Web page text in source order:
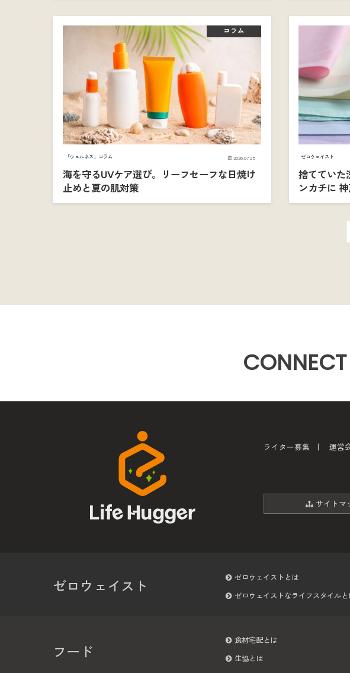
コラム
「ウェルネス」コラム 2026.07.25
海を守るUVケア選び。リーフセーフな日焼け
止めと夏の肌対策
ゼロウェイスト
捨てていた
ンカチに
ライター募集 運営
サイトマ
ゼロウェイスト
ゼロウェイストとは
ゼロウェイストなライフスタイルと
フード
食材宅配とは
生協とは